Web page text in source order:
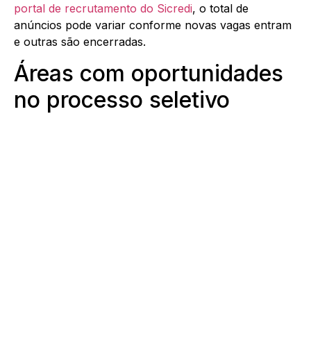
portal de recrutamento do Sicredi, o total de
anúncios pode variar conforme novas vagas entram
e outras são encerradas.
Áreas com oportunidades
no processo seletivo